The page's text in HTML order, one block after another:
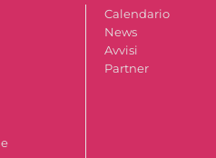
Calendario
News
Avvisi
Partner